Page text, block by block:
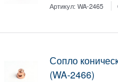
Артикул:WA-2465
Сопло
(WA-2466)